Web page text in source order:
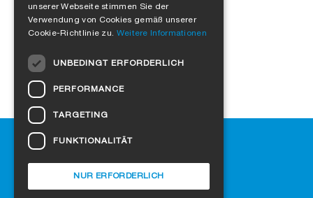
Hilfe
SIGA-Fachhändler finden
Häufig gestellte Fragen
FRENCH
DANISH
unserer Webseite stimmen Sie der
Verwendung von Cookies gemäß unserer
Cookie-Richtlinie zu. Weitere Informationen
UNBEDINGT ERFORDERLICH
PERFORMANCE
TARGETING
FUNKTIONALITÄT
NUR ERFORDERLICH